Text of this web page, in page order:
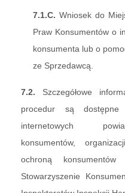
7.1.C. Wniosek do
Praw Konsumentów o
konsumenta lub o
ze Sprzedawcą.
7.2. Szczegółowe
procedur są
internetowych
konsumentów,
ochroną
Stowarzyszenie